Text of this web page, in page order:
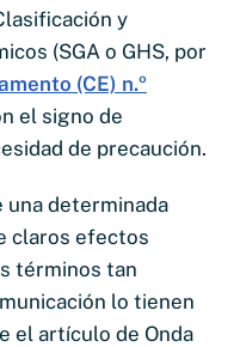
y
(SGA o GHS, por
(CE) n.º
el signo de
de precaución.
una determinada
claros efectos
términos tan
lo tienen
el artículo de Onda